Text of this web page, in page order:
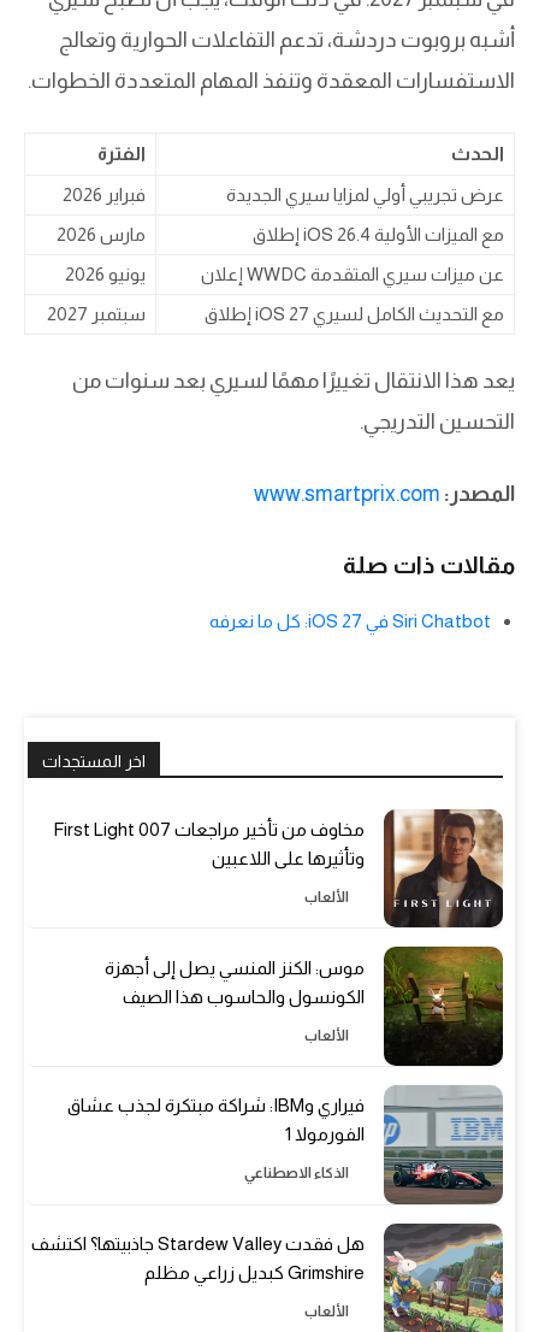
أشبه بروبوت دردشة، تدعم التفاعلات الحوارية وتعالج
الاستفسارات المعقدة وتنفذ المهام المتعددة الخطوات.
الفترة
الحدث
فبراير 2026
عرض تجريبي أولي لمزايا سيري الجديدة
مارس 2026
إطلاق iOS 26.4 مع الميزات الأولية
يونيو 2026
إعلان WWDC عن ميزات سيري المتقدمة
سبتمبر 2027
إطلاق iOS 27 مع التحديث الكامل لسيري
يعد هذا الانتقال تغييرًا مهمًا لسيري بعد سنوات من
التحسين التدريجي.
المصدر: www.smartprix.com
مقالات ذات صلة
Siri Chatbot في iOS 27: كل ما نعرفه
اخر المستجدات
مخاوف من تأخير مراجعات 007 First Light
وتأثيرها على اللاعبين
الألعاب
موس: الكنز المنسي يصل إلى أجهزة
الكونسول والحاسوب هذا الصيف
الألعاب
فيراري وIBM: شراكة مبتكرة لجذب عشاق
الفورمولا 1
الذكاء الاصطناعي
هل فقدت Stardew Valley جاذبيتها؟ اكتشف
Grimshire كبديل زراعي مظلم
الألعاب